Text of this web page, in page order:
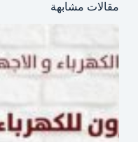
مقالات مشابهة